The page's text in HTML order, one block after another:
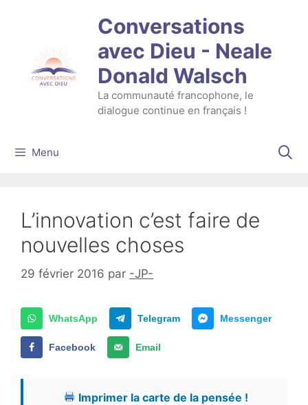
Conversations
avec Dieu - Neale
Donald Walsch
La communauté francophone, le
dialogue continue en français !
Menu
L’innovation c’est faire de
nouvelles choses
29 février 2016 par -JP-
WhatsApp Telegram Messenger
Facebook Email
Imprimer la carte de la pensée !